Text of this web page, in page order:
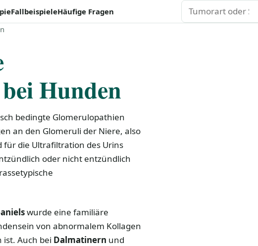
FallbeispieleHäufige Fragen Suchen
Hunden
bedingte Glomerulopathien
an den Glomeruli der Niere, also
für die Ultrafiltration des Urins
oder nicht entzündlich
wurde eine familiäre
von abnormalem Kollagen
Auch bei Dalmatinern und